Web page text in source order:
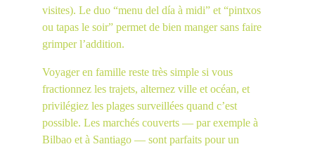
visites). Le duo “menu del día à midi” et “pintxos
ou tapas le soir” permet de bien manger sans faire
grimper l’addition.
Voyager en famille reste très simple si vous
fractionnez les trajets, alternez ville et océan, et
privilégiez les plages surveillées quand c’est
possible. Les marchés couverts — par exemple à
Bilbao et à Santiago — sont parfaits pour un